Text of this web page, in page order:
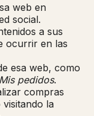
web en
social.
a sus
ocurrir en las
esa web, como
Mis pedidos.
compras
la